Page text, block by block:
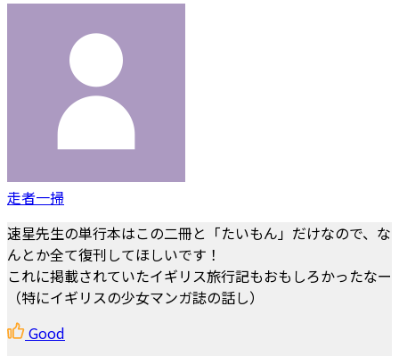
走者一掃
速星先生の単行本はこの二冊と「たいもん」だけなので、な
んとか全て復刊してほしいです！
これに掲載されていたイギリス旅行記もおもしろかったなー
（特にイギリスの少女マンガ誌の話し）
Good